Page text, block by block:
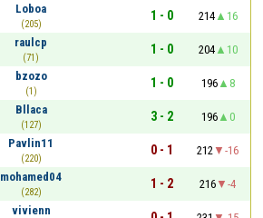
Loboa
(205)
1 - 0 214
16
raulcp
(71)
1 - 0 204
10
bzozo
(1)
1 - 0 196
8
Bllaca
(127)
3 - 2 196
0
Pavlin11
(220)
0 - 1 212
-16
mohamed04
(282)
1 - 2 216
-4
vivienn